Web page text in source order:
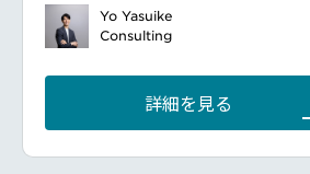
同社は、スタートアップをはじ
の新規事業やオープンイノベー
サルグループのメンバーファーム
様々なバックグラウンドやナレ
ショナルがチームとなり、スタ
事業創出支援など、イノベータ
Yo Yasuike
Consulting
詳細を見る